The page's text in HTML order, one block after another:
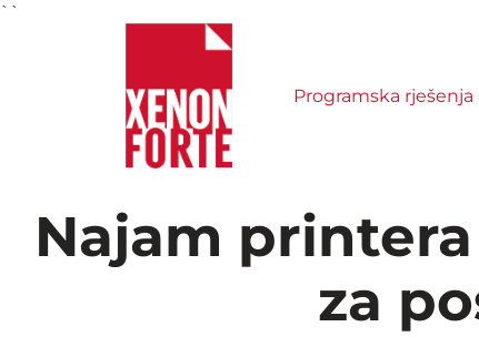
``
Programska rješenja
Najam
za